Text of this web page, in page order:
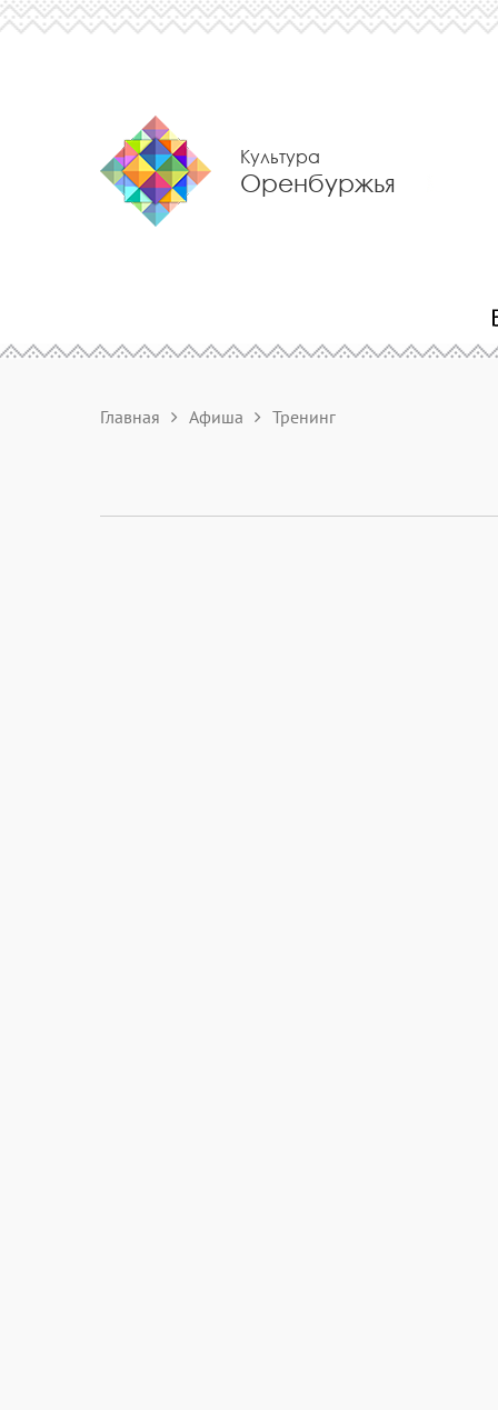
Культура
Оренбуржья
Главная Афиша Тренинг